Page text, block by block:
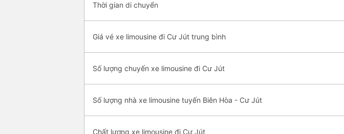
Thời gian di chuyển
Giá vé xe limousine đi Cư Jút trung bình
Số lượng chuyến xe limousine đi Cư Jút
Số lượng nhà xe limousine tuyến Biên Hòa - Cư Jút
Chất lượng xe limousine đi Cư Jút